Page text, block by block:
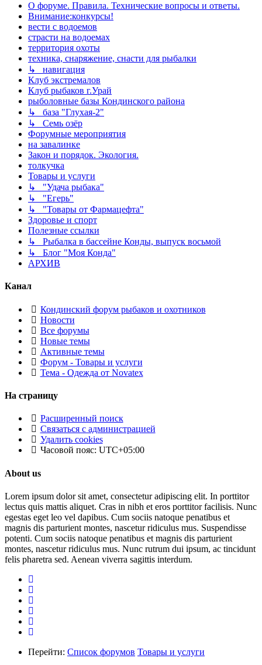
О форуме. Правила. Технические вопросы и ответы.
Внимание:конкурсы!
вести с водоемов
страсти на водоемах
территория охоты
техника, снаряжение, снасти для рыбалки
↳ навигация
Клуб экстремалов
Клуб рыбаков г.Урай
рыболовные базы Кондинского района
↳ база "Глухая-2"
↳ Семь озёр
Форумные мероприятия
на завалинке
Закон и порядок. Экология.
толкучка
Товары и услуги
↳ "Удача рыбака"
↳ "Егерь"
↳ "Товары от Фармацефта"
Здоровье и спорт
Полезные ссылки
↳ Рыбалка в бассейне Конды, выпуск восьмой
↳ Блог "Моя Конда"
АРХИВ
Канал
Кондинский форум рыбаков и охотников
Новости
Все форумы
Новые темы
Активные темы
Форум - Товары и услуги
Тема - Одежда от Novatex
На страницу
Расширенный поиск
Связаться с администрацией
Удалить cookies
Часовой пояс: UTC+05:00
About us
Lorem ipsum dolor sit amet, consectetur adipiscing elit. In porttitor
lectus quis mattis aliquet. Cras in nibh et eros porttitor facilisis. Nunc
egestas eget leo vel dapibus. Cum sociis natoque penatibus et
magnis dis parturient montes, nascetur ridiculus mus. Suspendisse
potenti. Cum sociis natoque penatibus et magnis dis parturient
montes, nascetur ridiculus mus. Nunc rutrum dui ipsum, ac tincidunt
felis pharetra sed. Aenean viverra sagittis interdum.
Перейти: Список форумов Товары и услуги